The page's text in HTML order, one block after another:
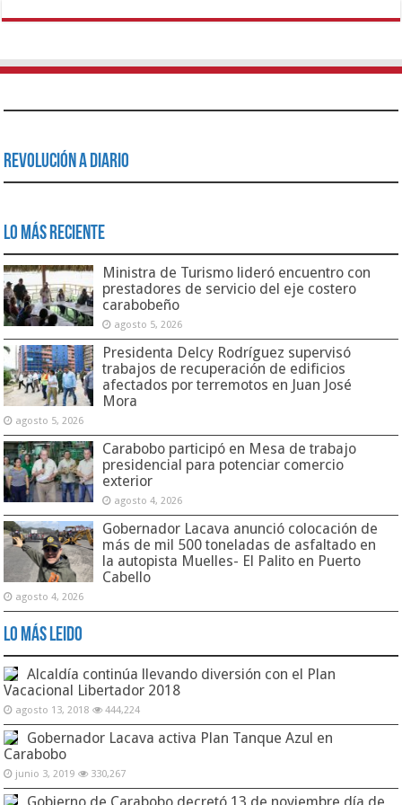
Revolución a Diario
Lo Más Reciente
Ministra de Turismo lideró encuentro con
prestadores de servicio del eje costero
carabobeño
agosto 5, 2026
Presidenta Delcy Rodríguez supervisó
trabajos de recuperación de edificios
afectados por terremotos en Juan José
Mora
agosto 5, 2026
Carabobo participó en Mesa de trabajo
presidencial para potenciar comercio
exterior
agosto 4, 2026
Gobernador Lacava anunció colocación de
más de mil 500 toneladas de asfaltado en
la autopista Muelles- El Palito en Puerto
Cabello
agosto 4, 2026
Lo Más Leido
Alcaldía continúa llevando diversión con el Plan
Vacacional Libertador 2018
agosto 13, 2018 444,224
Gobernador Lacava activa Plan Tanque Azul en
Carabobo
junio 3, 2019 330,267
Gobierno de Carabobo decretó 13 de noviembre día de